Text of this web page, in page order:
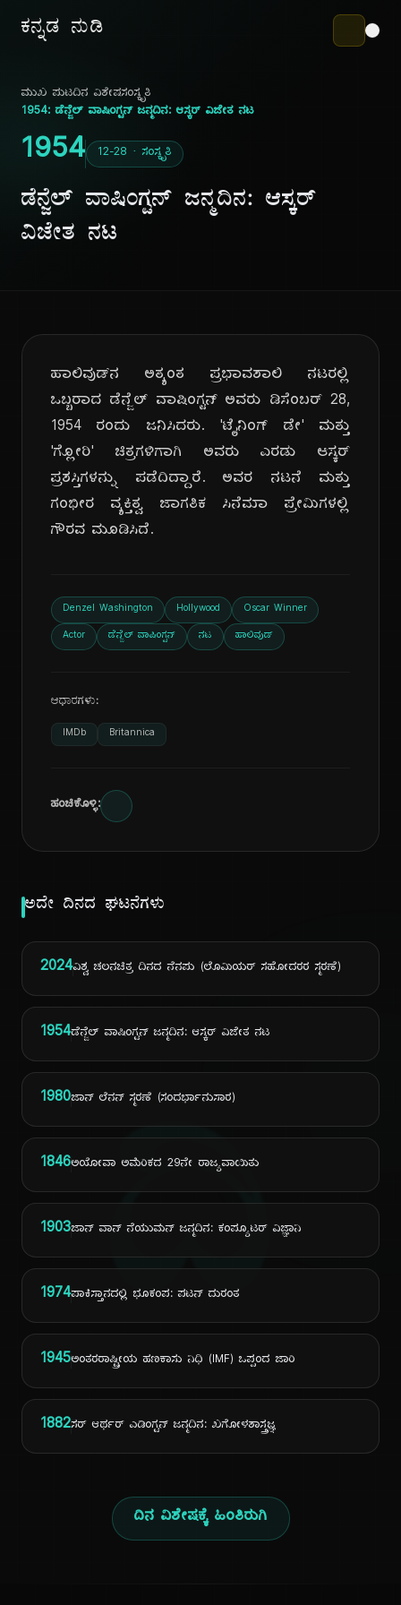
ಕನ್ನಡ ನುಡಿ
ದಿ
ಮುಖ ಪುಟದಿನ ವಿಶೇಷಸಂಸ್ಕೃತಿ
1954: ಡೆನ್ಜೆಲ್ ವಾಷಿಂಗ್ಟನ್ ಜನ್ಮದಿನ: ಆಸ್ಕರ್ ವಿಜೇತ ನಟ
1954 12-28 · ಸಂಸ್ಕೃತಿ
ಡೆನ್ಜೆಲ್ ವಾಷಿಂಗ್ಟನ್ ಜನ್ಮದಿನ: ಆಸ್ಕರ್
ವಿಜೇತ ನಟ
ಹಾಲಿವುಡ್‌ನ ಅತ್ಯಂತ ಪ್ರಭಾವಶಾಲಿ ನಟರಲ್ಲಿ
ಒಬ್ಬರಾದ ಡೆನ್ಜೆಲ್ ವಾಷಿಂಗ್ಟನ್ ಅವರು ಡಿಸೆಂಬರ್ 28,
1954 ರಂದು ಜನಿಸಿದರು. 'ಟೈನಿಂಗ್ ಡೇ' ಮತ್ತು
'ಗ್ಲೋರಿ' ಚಿತ್ರಗಳಿಗಾಗಿ ಅವರು ಎರಡು ಆಸ್ಕರ್
ಪ್ರಶಸ್ತಿಗಳನ್ನು ಪಡೆದಿದ್ದಾರೆ. ಅವರ ನಟನೆ ಮತ್ತು
ಗಂಭೀರ ವ್ಯಕ್ತಿತ್ವ ಜಾಗತಿಕ ಸಿನೆಮಾ ಪ್ರೇಮಿಗಳಲ್ಲಿ
ಗೌರವ ಮೂಡಿಸಿದೆ.
Denzel Washington Hollywood Oscar Winner
Actor ಡೆನ್ಜೆಲ್ ವಾಷಿಂಗ್ಟನ್ ನಟ ಹಾಲಿವುಡ್
ಆಧಾರಗಳು:
IMDb Britannica
ಹಂಚಿಕೊಳ್ಳಿ:
ಅದೇ ದಿನದ ಘಟನೆಗಳು
2024ವಿಶ್ವ ಚಲನಚಿತ್ರ ದಿನದ ನೆನಪು (ಲೊಮಿಯರ್ ಸಹೋದರರ ಸ್ಮರಣೆ)
1954ಡೆನ್ಜೆಲ್ ವಾಷಿಂಗ್ಟನ್ ಜನ್ಮದಿನ: ಆಸ್ಕರ್ ವಿಜೇತ ನಟ
1980ಜಾನ್ ಲೆನನ್ ಸ್ಮರಣೆ (ಸಂದರ್ಭಾನುಸಾರ)
1846ಅಯೋವಾ ಅಮೆರಿಕದ 29ನೇ ರಾಜ್ಯವಾಯಿತು
1903ಜಾನ್ ವಾನ್ ನೆಯುಮನ್ ಜನ್ಮದಿನ: ಕಂಪ್ಯೂಟರ್ ವಿಜ್ಞಾನಿ
1974ಪಾಕಿಸ್ತಾನದಲ್ಲಿ ಭೂಕಂಪ: ಪಟನ್ ದುರಂತ
1945ಅಂತರರಾಷ್ಟ್ರೀಯ ಹಣಕಾಸು ನಿಧಿ (IMF) ಒಪ್ಪಂದ ಜಾರಿ
1882ಸರ್ ಆರ್ಥರ್ ಎಡಿಂಗ್ಟನ್ ಜನ್ಮದಿನ: ಖಗೋಳಶಾಸ್ತ್ರಜ್ಞ
ದಿನ ವಿಶೇಷಕ್ಕೆ ಹಿಂತಿರುಗಿ